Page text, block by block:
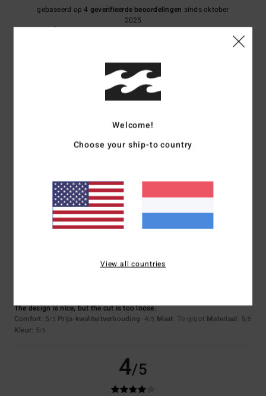
gebaseerd op4 geverifieerde beoordelingen sinds oktober
2025
Prijs-kwaliteitverhouding
The design is nice, but the cut is too loose.
Comfort: 5/5 Prijs-kwaliteitverhouding: 4/5 Maat: Te groot Materiaal: 5/5
Kleur: 5/5
4/5
Welcome!
Choose your ship-to country
View all countries